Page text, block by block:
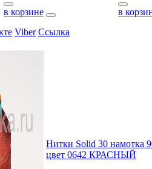
в корзине
в
Viber Ссылка
Нитки Solid 30 намотка
цвет 0642 КРАСНЫЙ